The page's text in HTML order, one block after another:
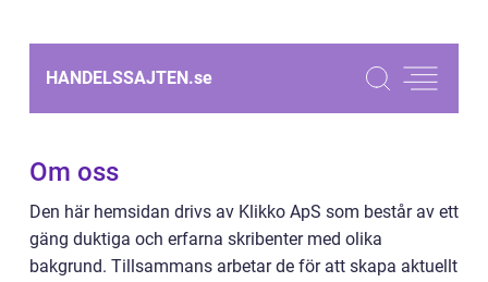
HANDELSSAJTEN.se
Om oss
Den här hemsidan drivs av Klikko ApS som består av ett
gäng duktiga och erfarna skribenter med olika
bakgrund. Tillsammans arbetar de för att skapa aktuellt